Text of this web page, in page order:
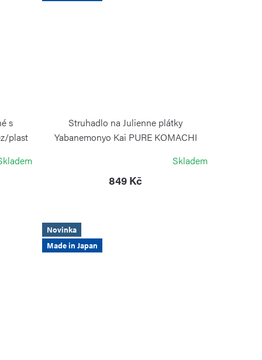
s
plast
Struhadlo na Julienne plátky
Yabanemonyo Kai PURE KOMACHI
Skladem
849 Kč
Novinka
Made in Japan